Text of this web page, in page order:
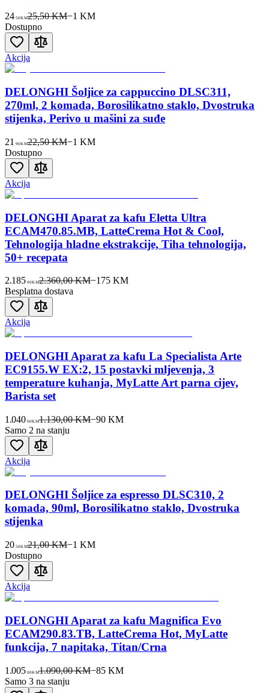
24 50KM25,50 KM−1 KM
Dostupno
Akcija
DELONGHI Šoljice za cappuccino DLSC311,
270ml, 2 komada, Borosilikatno staklo, Dvostruka
stijenka, Perivo u mašini za suđe
21 90KM22,50 KM−1 KM
Dostupno
Akcija
DELONGHI Aparat za kafu Eletta Ultra
ECAM470.85.MB, LatteCrema Hot & Cool,
Tehnologija hladne ekstrakcije, Tiha tehnologija,
50+ recepata
2.185 00KM2.360,00 KM−175KM
Besplatna dostava
Akcija
DELONGHI Aparat za kafu La Specialista Arte
EC9155.W EX:2, 15 postavki mljevenja, 3
temperature kuhanja, MyLatte Art parna cijev,
Barista set
1.040 00KM1.130,00 KM−90KM
Samo 2 na stanju
Akcija
DELONGHI Šoljice za espresso DLSC310, 2
komada, 90ml, Borosilikatno staklo, Dvostruka
stijenka
20 50KM21,00 KM−1 KM
Dostupno
Akcija
DELONGHI Aparat za kafu Magnifica Evo
ECAM290.83.TB, LatteCrema Hot, MyLatte
funkcija, 7 napitaka, Titan/Crna
1.005 00KM1.090,00 KM−85KM
Samo 3 na stanju